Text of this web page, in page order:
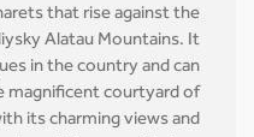
that rise against the
Alatau Mountains. It
in the country and can
magnificent courtyard of
its charming views and